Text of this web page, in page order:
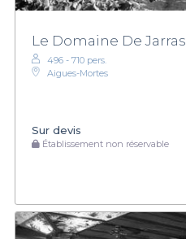
Le Domaine De Jarras
496 - 710 pers.
Aigues-Mortes
Sur devis
Établissement non réservable